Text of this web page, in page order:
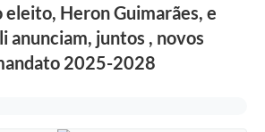
Heron Guimarães, e
juntos , novos
2025-2028